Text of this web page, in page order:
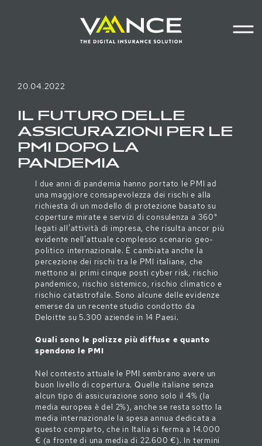
Menu
20.04.2022
IL FUTURO DELLE
ASSICURAZIONI PER LE
PMI DOPO LA
PANDEMIA
I due anni di pandemia hanno portato le PMI ad
una maggiore consapevolezza dei rischi e alla
richiesta di un modello di protezione basato su
coperture mirate e servizi di consulenza a 360°
legati all’attività di impresa, che risulta ancor più
evidente nell’attuale complesso scenario geo-
politico internazionale. È cambiata anche la
percezione dei rischi tra le PMI italiane, che
mettono ai primi cinque posti cyber risk, rischio
pandemico, rischio sistemico, rischio climatico e
rischio catastrofale. Sono alcune delle evidenze
emerse da un recente studio condotto da
Deloitte su 5.300 aziende in 14 Paesi.
Quali sono le polizze più diffuse e quanto
spendono le PMI
Nel contesto attuale le PMI sembrano avere un
buon livello di copertura. Quelle italiane senza
alcun tipo di assicurazione sono solo il 4% (la
media europea è del 2%), anche se resta sotto la
media internazionale la spesa annua dedicata a
questo comparto, che in Italia si ferma a 14.000
€ (a fronte di una media di 22.600 €). In termini